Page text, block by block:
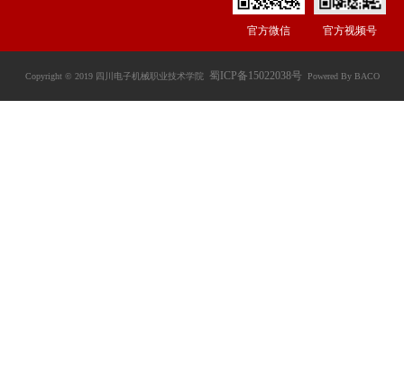
官方视频号
官方微信
Copyright © 2019 四川电子机械职业技术学院 蜀ICP备15022038号Powered By BACO